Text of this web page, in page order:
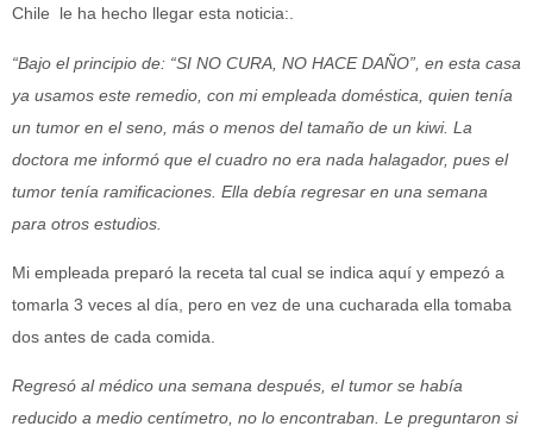
Chile le ha hecho llegar esta noticia:.
“Bajo el principio de: “SI NO CURA, NO HACE DAÑO”, en esta casa
ya usamos este remedio, con mi empleada doméstica, quien tenía
un tumor en el seno, más o menos del tamaño de un kiwi. La
doctora me informó que el cuadro no era nada halagador, pues el
tumor tenía ramificaciones. Ella debía regresar en una semana
para otros estudios.
Mi empleada preparó la receta tal cual se indica aquí y empezó a
tomarla 3 veces al día, pero en vez de una cucharada ella tomaba
dos antes de cada comida.
Regresó al médico una semana después, el tumor se había
reducido a medio centímetro, no lo encontraban. Le preguntaron si